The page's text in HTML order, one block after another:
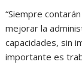
“Siempre
mejorar la
capacidades, sin
importante es